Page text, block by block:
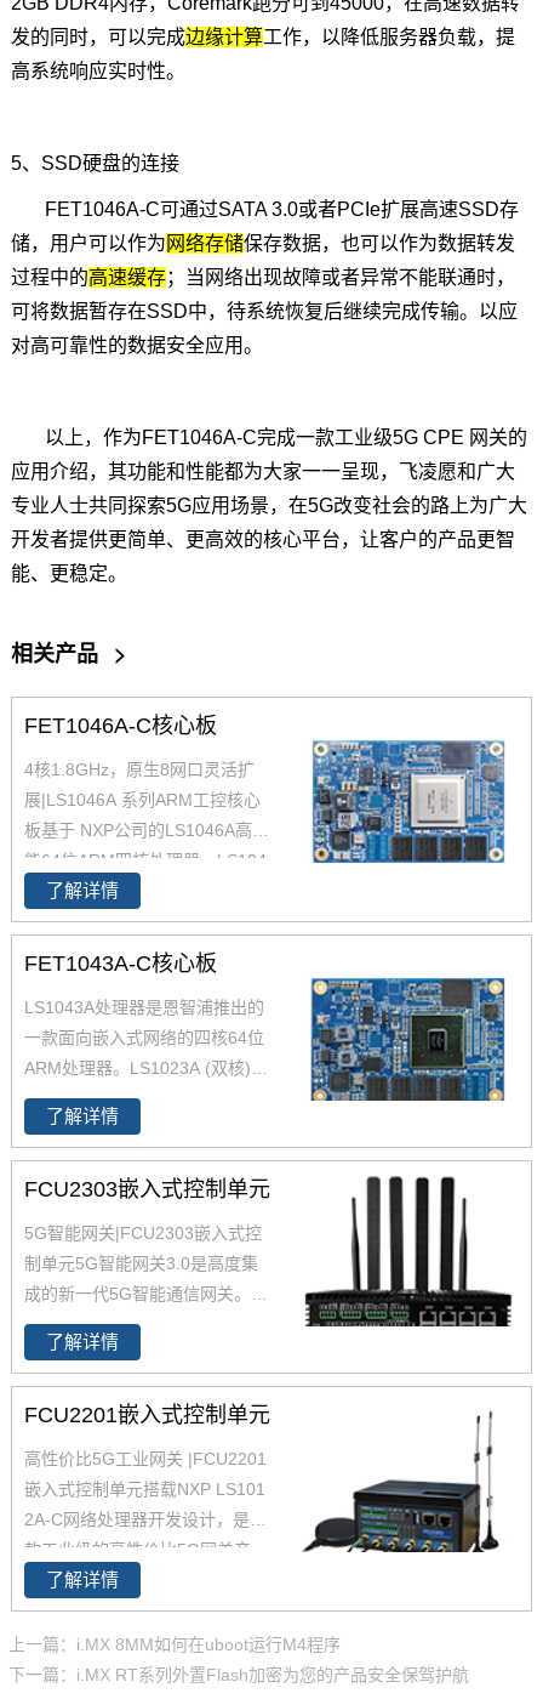
发的同时，可以完成边缘计算工作，以降低服务器负载，提
高系统响应实时性。
5、SSD硬盘的连接
FET1046A-C可通过SATA 3.0或者PCIe扩展高速SSD存
储，用户可以作为 网络存储保存数据，也可以作为数据转发
过程中的高速缓存；当网络出现故障或者异常不能联通时，
可将数据暂存在SSD中，待系统恢复后继续完成传输。以应
对高可靠性的数据安全应用。
以上，作为FET1046A-C完成一款工业级5G CPE 网关的
应用介绍，其功能和性能都为大家一一呈现， 飞凌愿和广大
专业人士共同探索5G应用场景，在5G改变社会的路上为广大
开发者提供更简单、更高效的核心平台，让客户的产品更智
能、更稳定。
相关产品 >
FET1046A-C核心板
4核1.8GHz，原生8网口灵活扩
展|LS1046A 系列ARM工控核心
板基于 NXP公司的LS1046A高性
能64位ARM四核处理器。LS104
6A处理器将四个64位ARM Corte
x-A72内核与数据包处理加速和
高速外设相集成，CoreMark跑分
络处理能力和丰富的高速接口,适
用于工业路由、边缘计算网关、I
P-PBX等产品，以及边缘计算、
能源物联网、智慧城市、工业自
动化、视频监控等应用领域。
了解详情
FET1043A-C核心板
LS1043A处理器是恩智浦推出的
一款面向嵌入式网络的四核64位
ARM处理器。LS1023A (双核)和
LS1043A (四核)支持无风扇设
计，超过10 Gbps的性能。LS10
43A和LS1023A能够面向无线LA
N和以太网供电系统方案提供额
飞凌LS1043系列核心板，基于N
XP公司的LS1043A四核处理器设
计，主频1.6GHz，ARM Cortex-
和6个1000Mbps。支持PCIe 2.
0、SATA3.0、USB3.0、UART、
IIC等功能接口
了解详情
FCU2303嵌入式控制单元
5G智能网关|FCU2303嵌入式控
制单元5G智能网关3.0是高度集
成的新一代5G智能通信网关。
G智能网关高算力CPU，采用无
风扇设计，提供强大的边缘计算
能力的同时保证系统长时间稳定
运行。5G网关支持全网通5G模
广泛适用于智慧城市、智慧工
厂、智慧电力、智慧水务、智慧
用Ubuntu18.04系统，集成丰富
的第三方组件Samba、Lighttp
了解详情
FCU2201嵌入式控制单元
高性价比5G工业网关 |FCU2201
嵌入式控制单元搭载NXP LS101
2A-C网络处理器开发设计，是一
款工业级的高性价比5G网关产
品，采用无风扇散热设计；CPU
主频1GHz，RAM 512MB，满足
一般边缘计算和数据转发的能
力；并支持Ubuntu18.04和Open
了解详情
上一篇：i.MX 8MM如何在uboot运行M4程序
下一篇：i.MX RT系列外置Flash加密为您的产品安全保驾护航